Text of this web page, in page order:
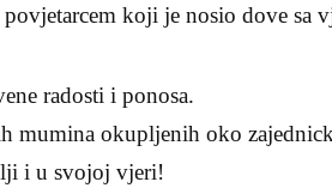
povjetarcem koji je nosio dove sa
radosti i ponosa.
mumina okupljenih oko
i u svojoj vjeri!